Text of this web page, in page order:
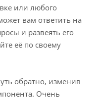
или любого
вам ответить на
и развеять его
её по своему
обратно, изменив
Очень